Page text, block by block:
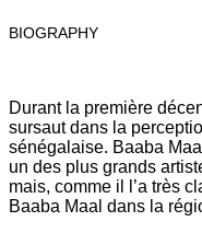
BIOGRAPHY
Durant la première
sursaut dans la
sénégalaise. Baaba
un des plus grands
mais, comme il l’a très
Baaba Maal dans la